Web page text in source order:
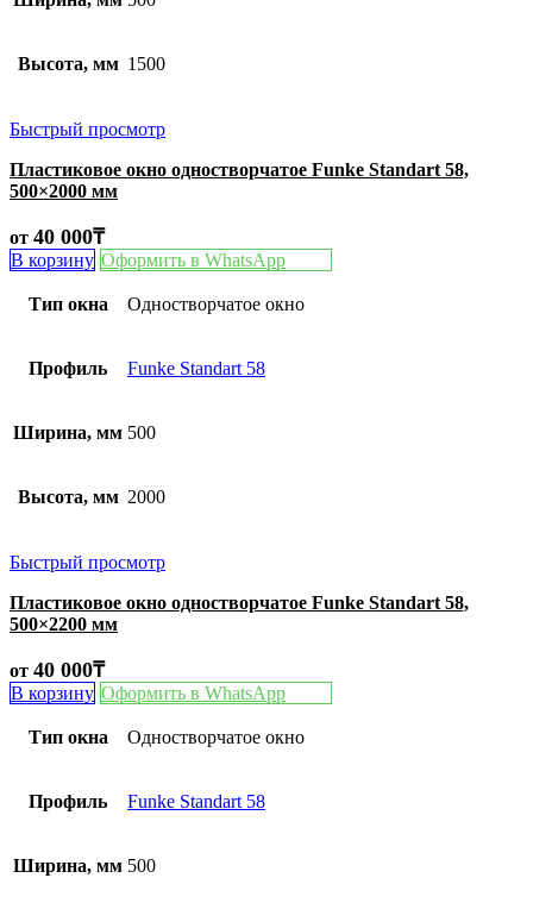
Высота, мм 1500
Быстрый просмотр
Пластиковое окно одностворчатое Funke Standart 58,
500×2000 мм
от 40 000₸
В корзину Оформить в WhatsApp
Тип окна Одностворчатое окно
Профиль Funke Standart 58
Ширина, мм 500
Высота, мм 2000
Быстрый просмотр
Пластиковое окно одностворчатое Funke Standart 58,
500×2200 мм
от 40 000₸
В корзину Оформить в WhatsApp
Тип окна Одностворчатое окно
Профиль Funke Standart 58
Ширина, мм 500